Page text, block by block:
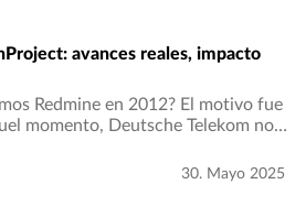
avances reales, impacto
Redmine en 2012? El motivo fue
momento, Deutsche Telekom nos
del mantenimiento…30. Mayo 2025